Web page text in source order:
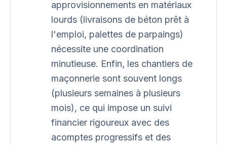
approvisionnements en matériaux
lourds (livraisons de béton prêt à
l'emploi, palettes de parpaings)
nécessite une coordination
minutieuse. Enfin, les chantiers de
maçonnerie sont souvent longs
(plusieurs semaines à plusieurs
mois), ce qui impose un suivi
financier rigoureux avec des
acomptes progressifs et des